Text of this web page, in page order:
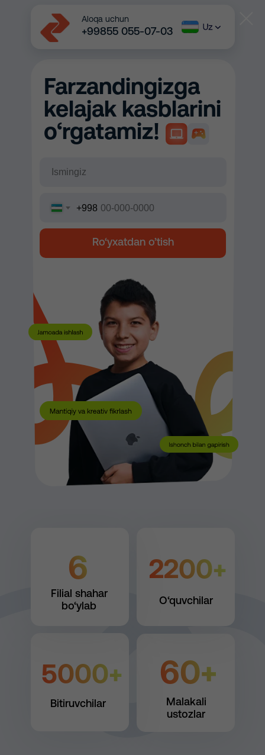
+99855 055-07-03
Aloqa uchun
Farzandingizga
kelajak kasblarini
o‘rgatamiz!
+998
Ro‘yxatdan o’tish
60+
Malakali
ustozlar
5000+
Bitiruvchilar
2200+
O‘quvchilar
6
Filial shahar
bo‘ylab